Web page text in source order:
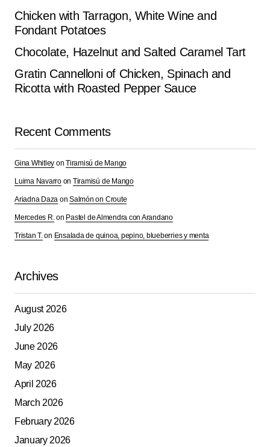
Chicken with Tarragon, White Wine and
Fondant Potatoes
Chocolate, Hazelnut and Salted Caramel Tart
Gratin Cannelloni of Chicken, Spinach and
Ricotta with Roasted Pepper Sauce
Recent Comments
Gina Whitley onTiramisú de Mango
Luima Navarroon Tiramisú de Mango
Ariadna Daza onSalmón on Croute
Mercedes R.on Pastel de Almendra con Arandano
Tristan T.on Ensalada de quinoa, pepino, blueberries y menta
Archives
August 2026
July 2026
June 2026
May 2026
April 2026
March 2026
February 2026
January 2026